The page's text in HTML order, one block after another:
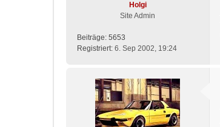
Holgi
Site Admin
Beiträge: 5653
Registriert: 6. Sep 2002, 19:24